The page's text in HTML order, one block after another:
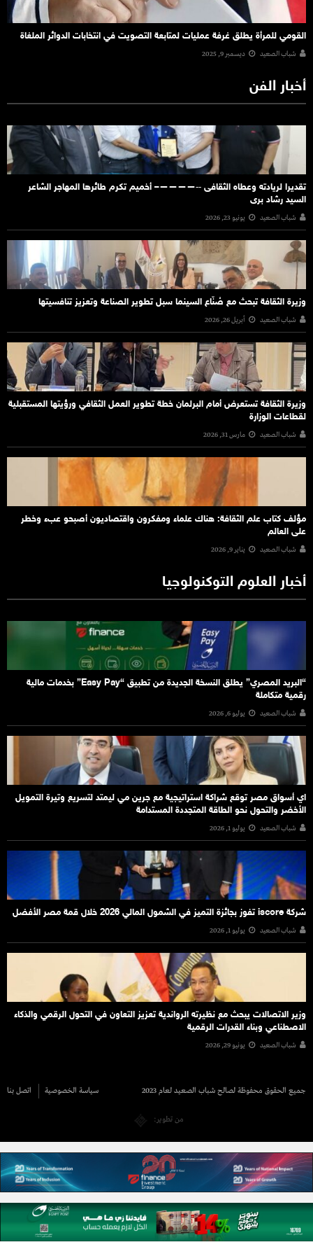
القومي للمرأة يطلق غرفة عمليات لمتابعة التصويت في انتخابات الدوائر الملغاة
شباب الصعيد ديسمبر 9, 2025
أخبار الفن
تقديرا لريادته وعطاه الثقافى ‐‐————– أخميم تكرم طائرها المهاجر الشاعر
السيد رشاد برى
شباب الصعيد يونيو 23, 2026
وزيرة الثقافة تبحث مع صُنّاع السينما سبل تطوير الصناعة وتعزيز تنافسيتها
شباب الصعيد أبريل 26, 2026
وزيرة الثقافة تستعرض أمام البرلمان خطة تطوير العمل الثقافي ورؤيتها المستقبلية
لقطاعات الوزارة
شباب الصعيد مارس 31, 2026
مؤلف كتاب علم الثقافة: هناك علماء ومفكرون واقتصاديون أصبحو عبء وخطر
على العالم
شباب الصعيد يناير 9, 2026
أخبار العلوم التوكنولوجيا
“البريد المصري” يطلق النسخة الجديدة من تطبيق “Easy Pay” بخدمات مالية
رقمية متكاملة
شباب الصعيد يوليو 6, 2026
اي أسواق مصر توقع شراكة استراتيجية مع جرين مي ليمتد لتسريع وتيرة التمويل
الأخضر والتحول نحو الطاقة المتجددة المستدامة
شباب الصعيد يوليو 1, 2026
شركة iscore تفوز بجائزة التميز في الشمول المالي 2026 خلال قمة مصر الأفضل
شباب الصعيد يوليو 1, 2026
وزير الاتصالات يبحث مع نظيرته الرواندية تعزيز التعاون في التحول الرقمي والذكاء
الاصطناعي وبناء القدرات الرقمية
شباب الصعيد يونيو 29, 2026
جميع الحقوق محفوظة لصالح شباب الصعيد لعام 2023 سياسة الخصوصية اتصل بنا
من تطوير: